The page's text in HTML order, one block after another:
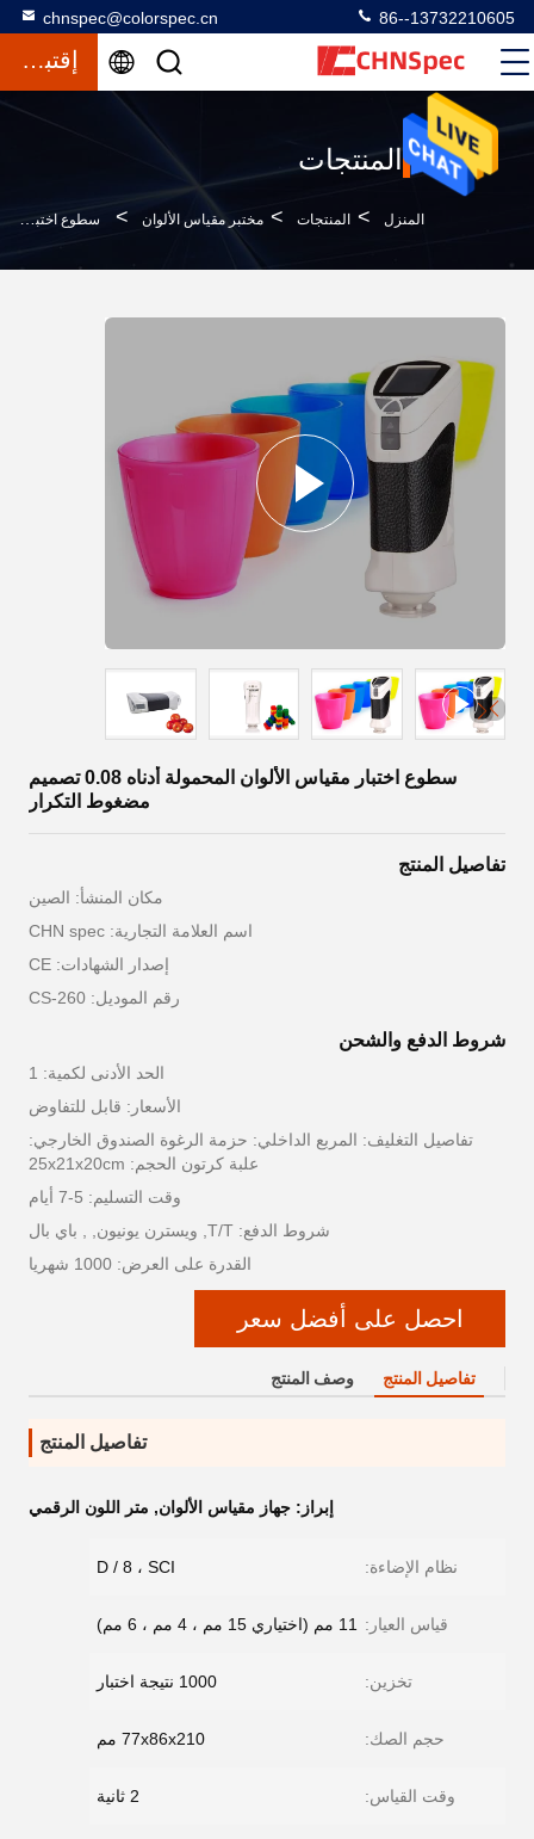
chnspec@colorspec.cn 86--13732210605
إقتباس
المنتجات
المنزل > المنتجات > مختبر مقياس الألوان > سطوع اختبار مقياس الألوان المحمولة أدناه 0.08 تصميم مضغوط التكرار
سطوع اختبار مقياس الألوان المحمولة أدناه 0.08 تصميم
مضغوط التكرار
تفاصيل المنتج
مكان المنشأ: الصين
اسم العلامة التجارية: CHN spec
إصدار الشهادات: CE
رقم الموديل: CS-260
شروط الدفع والشحن
الحد الأدنى لكمية: 1
الأسعار: قابل للتفاوض
تفاصيل التغليف: المربع الداخلي: حزمة الرغوة الصندوق الخارجي:
علبة كرتون الحجم: 25x21x20cm
وقت التسليم: 5-7 أيام
شروط الدفع: T/T, ويسترن يونيون, , باي بال
القدرة على العرض: 1000 شهريا
احصل على أفضل سعر
تفاصيل المنتج وصف المنتج
تفاصيل المنتج
إبراز: جهاز مقياس الألوان, متر اللون الرقمي
نظام الإضاءة: D / 8 ، SCI
قياس العيار: 11 مم (اختياري 15 مم ، 4 مم ، 6 مم)
تخزين: 1000 نتيجة اختبار
حجم الصك: 77x86x210 مم
وقت القياس: 2 ثانية